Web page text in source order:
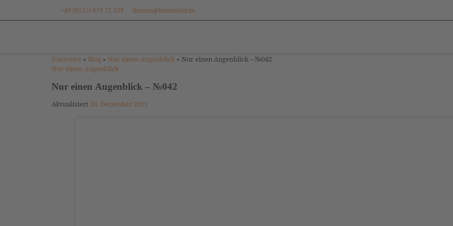
Zum Inhalt springen+49 (0157) 879 72 338 thomas@huemmler.de
Startseite » Blog » Nur einen Augenblick » Nur einen Augenblick – №042
Nur einen Augenblick
Nur einen Augenblick – №042
Aktualisiert 30. Dezember 2015